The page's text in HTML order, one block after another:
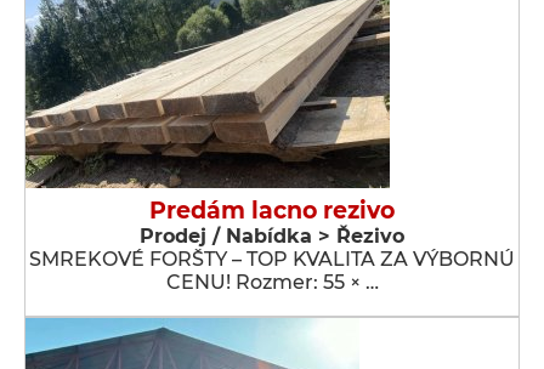
Predám lacno rezivo
Prodej / Nabídka > Řezivo
SMREKOVÉ FORŠTY – TOP KVALITA ZA VÝBORNÚ
CENU! Rozmer: 55 × …